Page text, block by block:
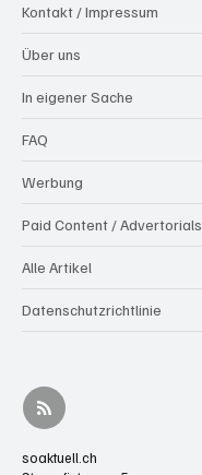
Kontakt / Impressum
Über uns
In eigener Sache
FAQ
Werbung
Paid Content / Advertorials
Alle Artikel
Datenschutzrichtlinie
soaktuell.ch